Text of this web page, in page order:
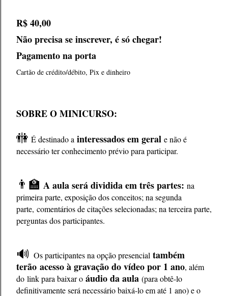
R$ 40,00
Não precisa se inscrever, é só chegar!
Pagamento na porta
Cartão de crédito/débito, Pix e dinheiro
SOBRE O MINICURSO:
🚻 É destinado a interessados em geral e não é
necessário ter conhecimento prévio para participar.
👨‍🏫 A aula será dividida em três partes: na
primeira parte, exposição dos conceitos; na segunda
parte, comentários de citações selecionadas; na terceira parte,
perguntas dos participantes.
🔊 Os participantes na opção presencial também
terão acesso à gravação do vídeo por 1 ano, além
do link para baixar o áudio da aula (para obtê-lo
definitivamente será necessário baixá-lo em até 1 ano) e o